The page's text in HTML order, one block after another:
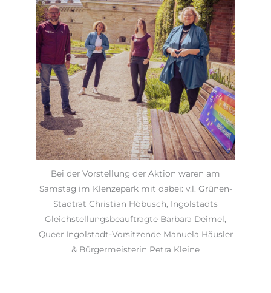
Bei der Vorstellung der Aktion waren am
Samstag im Klenzepark mit dabei: v.l. Grünen-
Stadtrat Christian Höbusch, Ingolstadts
Gleichstellungsbeauftragte Barbara Deimel,
Queer Ingolstadt-Vorsitzende Manuela Häusler
& Bürgermeisterin Petra Kleine